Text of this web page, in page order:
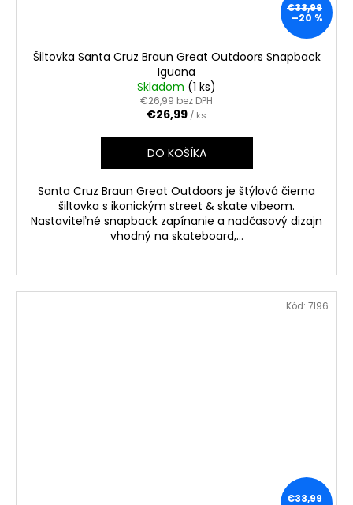
€33,99
–20 %
Šiltovka Santa Cruz Braun Great Outdoors Snapback
Iguana
Skladom (1 ks)
€26,99 bez DPH
€26,99 / ks
DO KOŠÍKA
Santa Cruz Braun Great Outdoors je štýlová čierna
šiltovka s ikonickým street & skate vibeom.
Nastaviteľné snapback zapínanie a nadčasový dizajn
vhodný na skateboard,...
€33,99
Kód: 7196